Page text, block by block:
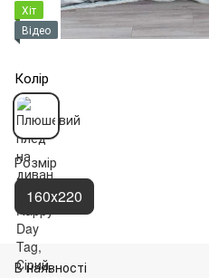
Хіт
Відео
Колір
Розмір
160х220
В наявності